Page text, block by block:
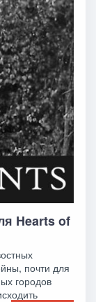
Hearts of
почти для
городов